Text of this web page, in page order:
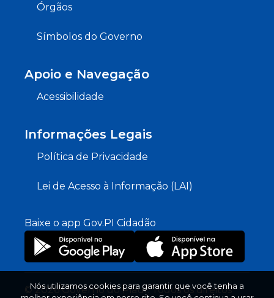
Órgãos
Símbolos do Governo
Apoio e Navegação
Acessibilidade
Informações Legais
Política de Privacidade
Lei de Acesso à Informação (LAI)
Baixe o app Gov.PI Cidadão
© 2026 Governo do Piauí. Todos os direitos
Nós utilizamos cookies para garantir que você tenha a